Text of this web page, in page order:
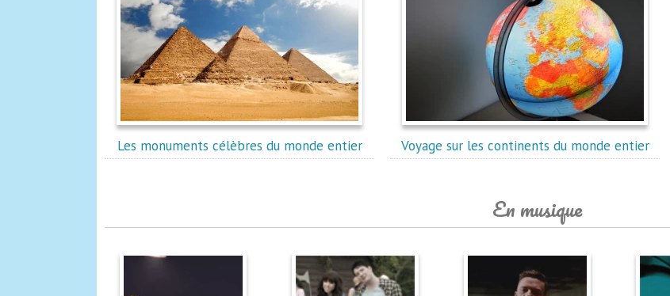
Les monuments célèbres du monde entier Voyage sur les continents du monde entier
En musique